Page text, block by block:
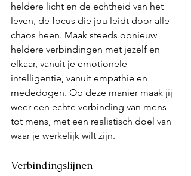
heldere licht en de echtheid van het
leven, de focus die jou leidt door alle
chaos heen. Maak steeds opnieuw
heldere verbindingen met jezelf en
elkaar, vanuit je emotionele
intelligentie, vanuit empathie en
mededogen. Op deze manier maak jij
weer een echte verbinding van mens
tot mens, met een realistisch doel van
waar je werkelijk wilt zijn.
Verbindingslijnen